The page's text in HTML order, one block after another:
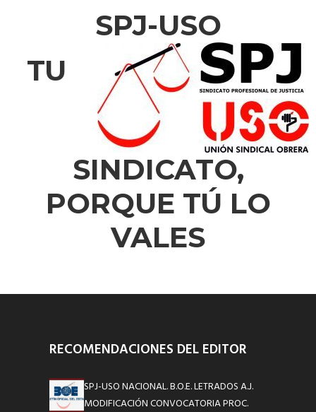
SPJ-USO
TU
SINDICATO,
PORQUE TÚ LO
VALES
RECOMENDACIONES DEL EDITOR
SPJ-USO NACIONAL. B.O.E. LETRADOS A.J.
MODIFICACIÓN CONVOCATORIA PROC.